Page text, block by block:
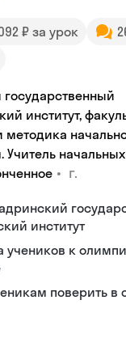
₽ за урок
институт,
методика
Учитель
• г.
институт
учеников к
поверить в